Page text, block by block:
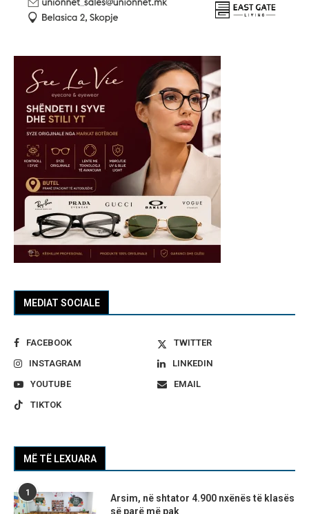
MEDIAT SOCIALE
FACEBOOK
TWITTER
INSTAGRAM
LINKEDIN
YOUTUBE
EMAIL
TIKTOK
MË TË LEXUARA
1
Arsim, në shtator 4.900 nxënës të klasës
së parë më pak